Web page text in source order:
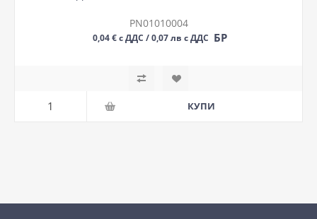
PN01010004
0,04 € с ДДС / 0,07 лв с ДДС БР